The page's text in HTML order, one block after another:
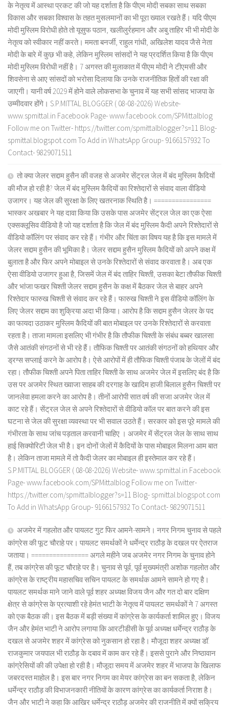
के नेतृत्व में आस्था प्रकट की जो यह दर्शाता है कि पीएम मोदी सबका साथ सबका
विकास और सबका विश्वास के तहत मुसलमानों का भी पूरा ख्याल रखते हैं। यदि पीएम
मोदी मुस्लिम विरोधी होते तो यूसुफ पठान, खलीलुर्रहमान और अबु ताहिर भी भी मोदी के
नेतृत्व को स्वीकार नहीं करते। ममता बनर्जी, राहुल गांधी, अखिलेश यादव जैसे नेता
मोदी के बारे में कुछ भी कहे, लेकिन मुस्लिम सांसदों ने यह प्रदर्शित किया है कि पीएम
मोदी मुस्लिम विरोधी नहीं है। 7 अगस्त की मुलाकात में पीएम मोदी ने टीएमसी और
शिवसेना से आए सांसदों को भरोसा दिलाया कि उनके राजनीतिक हितों की रक्षा की
जाएगी। यानी वर्ष 2029 में होने वाले लोकसभा के चुनाव में यह सभी सांसद भाजपा के
उम्मीदवार होंगे। S.P.MITTAL BLOGGER ( 08-08-2026) Website-
www.spmittal.in Facebook Page- www.facebook.com/SPMittalblog
Follow me on Twitter- https://twitter.com/spmittalblogger?s=11 Blog-
spmittal.blogspot.com To Add in WhatsApp Group- 9166157932 To
Contact- 9829071511
तो क्या जेलर सद्दाम हुसैन की वजह से अजमेर सेंट्रल जेल में बंद मुस्लिम कैदियों
की मौज हो रही है? जेल में बंद मुस्लिम कैदियों का रिश्तेदारों से संवाद वाला वीडियो
उजागर। यह जेल की सुरक्षा के लिए खतरनाक स्थिति है। ================
भास्कर अखबार ने यह दावा किया कि उसके पास अजमेर सेंट्रल जेल का एक ऐसा
एक्सक्लूसिव वीडियो है जो यह दर्शाता है कि जेल में बंद मुस्लिम कैदी अपने रिश्तेदारों से
वीडियो कॉलिंग पर संवाद कर रहे हैं। गंभीर और चिंता का विषय यह है कि इस मामले में
जेलर सद्दाम हुसैन की भूमिका है। जेलर सद्दाम हुसैन मुस्लिम कैदियों को अपने कक्ष में
बुलाता है और फिर अपने मोबाइल से उनके रिश्तेदारों से संवाद करवाता है। अब एक
ऐसा वीडियो उजागर हुआ है, जिसमें जेल में बंद ताहिर चिश्ती, उसका बेटा तौफीक चिश्ती
और भांजा फखर चिश्ती जेलर सद्दाम हुसैन के कक्ष में बैठकर जेल से बाहर अपने
रिश्तेदार फारुख चिश्ती से संवाद कर रहे हैं। फारुख चिश्ती ने इस वीडियो कॉलिंग के
लिए जेलर सद्दाम का शुक्रिया अदा भी किया। आरोप है कि सद्दाम हुसैन जेलर के पद
का फायदा उठाकर मुस्लिम कैदियों की बात मोबाइल पर उनके रिश्तेदारों से करवाता
रहता है। ताजा मामला इसलिए भी गंभीर है कि तौफीक चिश्ती के संबंध बब्बर खालसा
जैसे आतंकी संगठनों से भी रहे हैं। तौफिक चिश्ती पर आतंकी संगठनों को हथियार और
ड्रग्स सप्लाई करने के आरोप है। ऐसे आरोपों में ही तौफिक चिश्ती पंजाब के जेलों में बंद
रहा। तौफीक चिश्ती अपने पिता ताहिर चिश्ती के साथ अजमेर जेल में इसलिए बंद है कि
उस पर अजमेर स्थित ख्वाजा साहब की दरगाह के खादिम हाजी बिलाल हुसैन चिश्ती पर
जानलेवा हमला करने का आरोप है। तीनों आरोपी सात वर्ष की सजा अजमेर जेल में
काट रहे हैं। सेंट्रल जेल से अपने रिश्तेदारों से वीडियो कॉल पर बात करने की इस
घटना से जेल की सुरक्षा व्यवस्था पर भी सवाल उठते हैं। सरकार को इस पूरे मामले की
गंभीरता के साथ जांच पड़ताल करवानी चाहिए । अजमेर में सेंट्रल जेल के साथ साथ
हाई सिक्योरिटी जेल भी है। इन दोनों जेलों में कैदियों के पास मोबाइल मिलना आम बात
है। लेकिन ताजा मामले में तो कैदी जेलर का मोबाइल ही इस्तेमाल कर रहे हैं।
S.P.MITTAL BLOGGER ( 08-08-2026) Website- www.spmittal.in Facebook
Page- www.facebook.com/SPMittalblog Follow me on Twitter-
https://twitter.com/spmittalblogger?s=11 Blog- spmittal.blogspot.com
To Add in WhatsApp Group- 9166157932 To Contact- 9829071511
अजमेर में गहलोत और पायलट गुट फिर आमने-सामने। नगर निगम चुनाव से पहले
कांग्रेस की फूट चौराहे पर। पायलट समर्थकों ने धर्मेन्द्र राठौड़ के दखल पर ऐतराज
जताया। ================ अगले महीने जब अजमेर नगर निगम के चुनाव होने
हैं, तब कांग्रेस की फूट चौराहे पर है। चुनाव से पूर्व, पूर्व मुख्यमंत्री अशोक गहलोत और
कांग्रेस के राष्ट्रीय महासचिव सचिन पायलट के समर्थक आमने सामने हो गए है।
पायलट समर्थक माने जाने वाले पूर्व शहर अध्यक्ष विजय जैन और गत दो बार दक्षिण
क्षेत्र से कांग्रेस के प्रत्याशी रहे हेमंत भाटी के नेतृत्व में पायलट समर्थकों ने 7 अगस्त
को एक बैठक की। इस बैठक में बड़ी संख्या में कांग्रेस के कार्यकर्ता शामिल हुए। विजय
जैन और हेमंत भाटी ने आरोप लगाया कि आरटीडीसी के पूर्व अध्यक्ष धर्मेन्द्र राठौड़ के
दखल से अजमेर शहर में कांग्रेस को नुकसान हो रहा है। मौजूदा शहर अध्यक्ष डॉ.
राजकुमार जयपाल भी राठौड़ के दबाव में काम कर रहे हैं। इससे पुराने और निष्ठावान
कांग्रेसियों की की उपेक्षा हो रही है। मौजूदा समय में अजमेर शहर में भाजपा के खिलाफ
जबरदस्त माहोल है। इस बार नगर निगम का मेयर कांग्रेस का बन सकता है, लेकिन
धर्मेन्द्र राठौड़ की विभाजनकारी नीतियों के कारण कांग्रेस का कार्यकर्ता निराश है।
जैन और भाटी ने कहा कि आखिर धर्मेन्द्र राठौड़ अजमेर की राजनीति में क्यों सक्रिय